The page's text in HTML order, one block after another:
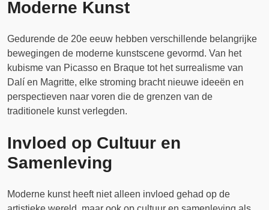
Moderne Kunst
Gedurende de 20e eeuw hebben verschillende belangrijke
bewegingen de moderne kunstscene gevormd. Van het
kubisme van Picasso en Braque tot het surrealisme van
Dalí en Magritte, elke stroming bracht nieuwe ideeën en
perspectieven naar voren die de grenzen van de
traditionele kunst verlegden.
Invloed op Cultuur en
Samenleving
Moderne kunst heeft niet alleen invloed gehad op de